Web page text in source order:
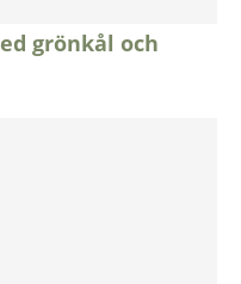
grönkål och